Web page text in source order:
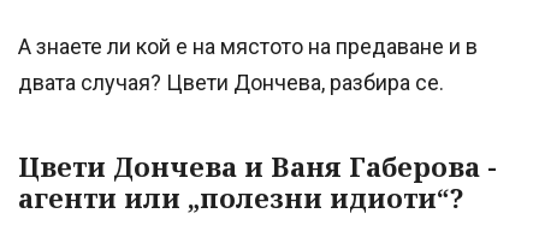
А знаете ли кой е на мястото на предаване и в
двата случая? Цвети Дончева, разбира се.
Цвети Дончева и Ваня Габерова -
агенти или „полезни идиоти“?